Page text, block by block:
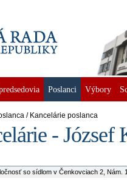
Poslanci Výbory
Kancelárie poslanca
- József
so sídlom v Čenkovciach 2, Nám.